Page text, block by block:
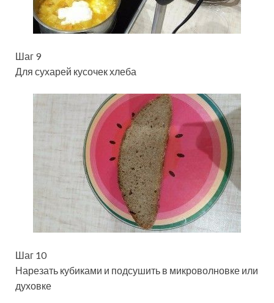
Шаг 9
Для сухарей кусочек хлеба
Шаг 10
Нарезать кубиками и подсушить в микроволновке или
духовке